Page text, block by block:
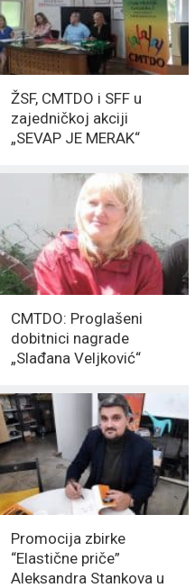
ŽSF, CMTDO i SFF u
zajedničkoj akciji
„SEVAP JE MERAK“
CMTDO: Proglašeni
dobitnici nagrade
„Slađana Veljković“
Promocija zbirke
“Elastične priče”
Aleksandra Stankova u